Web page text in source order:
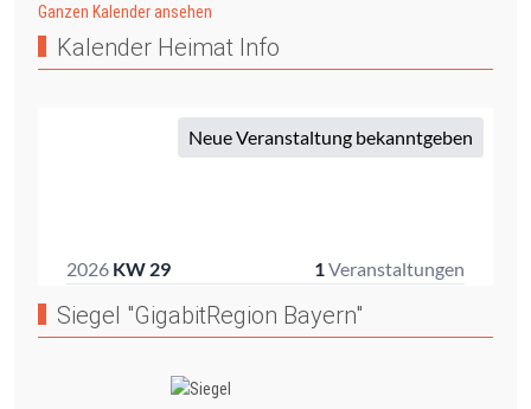
Ganzen Kalender ansehen
Kalender Heimat Info
Siegel "GigabitRegion Bayern"